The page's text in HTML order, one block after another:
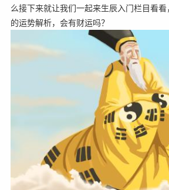
么接下来就让我们一起来生辰入门栏目看
的运势解析，会有财运吗？